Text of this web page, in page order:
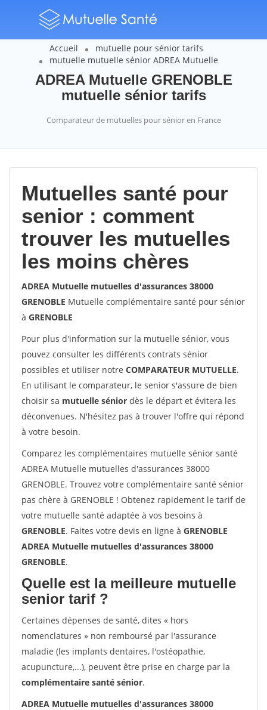
Accueil
mutuelle pour sénior tarifs
mutuelle mutuelle sénior ADREA Mutuelle
ADREA Mutuelle GRENOBLE
mutuelle sénior tarifs
Comparateur de mutuelles pour sénior en France
Mutuelles santé pour
senior : comment
trouver les mutuelles
les moins chères
ADREA Mutuelle mutuelles d'assurances 38000
GRENOBLE Mutuelle complémentaire santé pour sénior
à GRENOBLE
Pour plus d'information sur la mutuelle sénior, vous
pouvez consulter les différents contrats sénior
possibles et utiliser notre COMPARATEUR MUTUELLE.
En utilisant le comparateur, le senior s'assure de bien
choisir sa mutuelle sénior dès le départ et évitera les
déconvenues. N'hésitez pas à trouver l'offre qui répond
à votre besoin.
Comparez les complémentaires mutuelle sénior santé
ADREA Mutuelle mutuelles d'assurances 38000
GRENOBLE. Trouvez votre complémentaire santé sénior
pas chère à GRENOBLE ! Obtenez rapidement le tarif de
votre mutuelle santé adaptée à vos besoins à
GRENOBLE. Faites votre devis en ligne à GRENOBLE
ADREA Mutuelle mutuelles d'assurances 38000
GRENOBLE.
Quelle est la meilleure mutuelle
senior tarif ?
Certaines dépenses de santé, dites « hors
nomenclatures » non remboursé par l'assurance
maladie (les implants dentaires, l'ostéopathie,
acupuncture,...), peuvent être prise en charge par la
complémentaire santé sénior.
ADREA Mutuelle mutuelles d'assurances 38000